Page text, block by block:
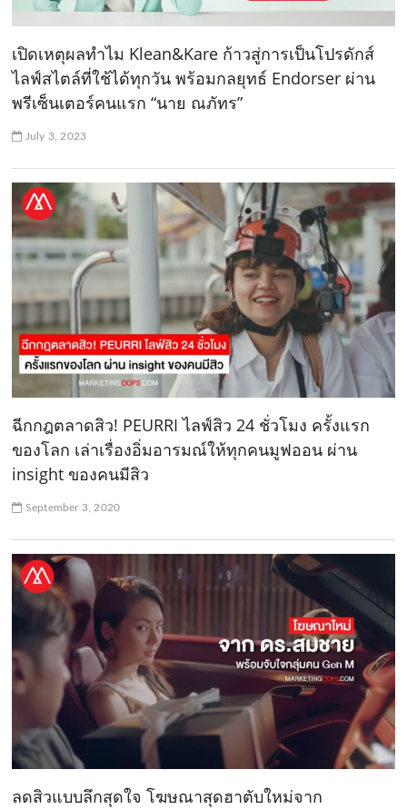
เปิดเหตุผลทำไม Klean&Kare ก้าวสู่การเป็นโปรดักส์
ไลฟ์สไตล์ที่ใช้ได้ทุกวัน พร้อมกลยุทธ์ Endorser ผ่าน
พรีเซ็นเตอร์คนแรก “นาย ณภัทร”
July 3, 2023
ฉีกกฎตลาดสิว! PEURRI ไลฟ์สิว 24 ชั่วโมง ครั้งแรก
ของโลก เล่าเรื่องอิ่มอารมณ์ให้ทุกคนมูฟออน ผ่าน
insight ของคนมีสิว
September 3, 2020
ลดสิวแบบลึกสุดใจ โฆษณาสุดฮาตับใหม่จาก